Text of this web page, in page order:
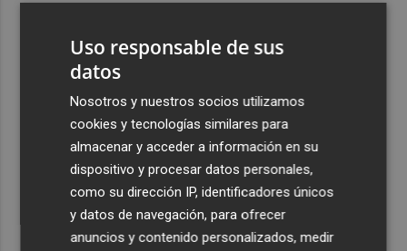
exporta a África: Marruecos, el primer destino
La Región de Murcia celebra la Semana de la Juventud
con cinco días de actividades
El coste de la vivienda: 1.338 € netos al mes, el salario
mínimo para poder comprar una vivienda en Castellón
Uso responsable de sus
datos
Nosotros y nuestros socios utilizamos
cookies y tecnologías similares para
almacenar y acceder a información en su
dispositivo y procesar datos personales,
como su dirección IP, identificadores únicos
y datos de navegación, para ofrecer
anuncios y contenido personalizados, medir